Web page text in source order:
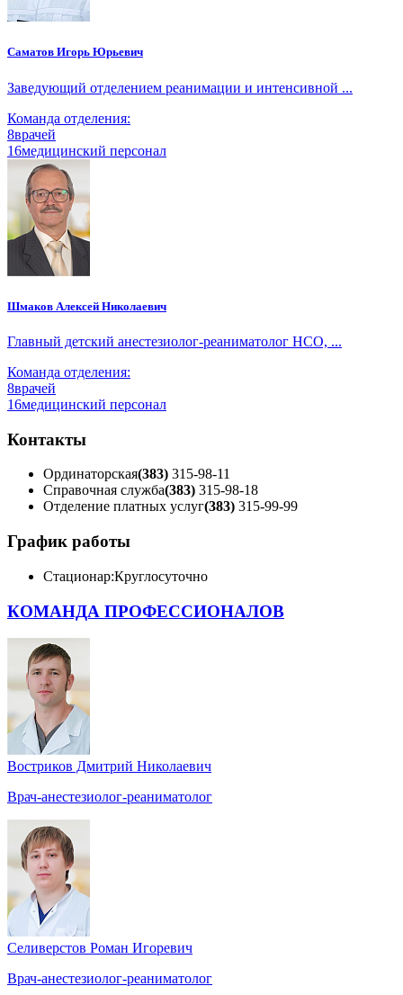
Саматов Игорь Юрьевич
Заведующий отделением реанимации и интенсивной ...
Команда отделения:
8врачей
16медицинский персонал
Шмаков Алексей Николаевич
Главный детский анестезиолог-реаниматолог НСО, ...
Команда отделения:
8врачей
16медицинский персонал
Контакты
Ординаторская(383) 315-98-11
Справочная служба(383) 315-98-18
Отделение платных услуг(383) 315-99-99
График работы
Стационар:Круглосуточно
КОМАНДА ПРОФЕССИОНАЛОВ
Востриков Дмитрий Николаевич
Врач-анестезиолог-реаниматолог
Селиверстов Роман Игоревич
Врач-анестезиолог-реаниматолог